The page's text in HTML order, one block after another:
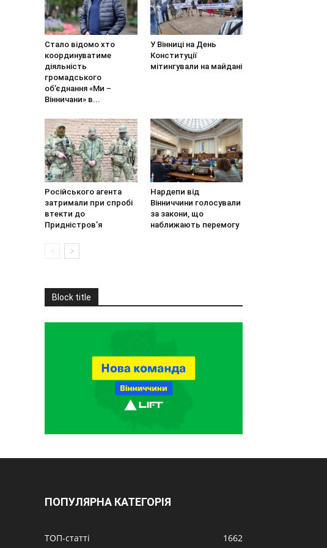
Стало відомо хто
координуватиме
діяльність
громадського
об’єднання «Ми –
Вінничани» в...
У Вінниці на День
Конституції
мітингували на майдані
Російського агента
затримали при спробі
втекти до
Придністров’я
Нардепи від
Вінниччини голосували
за закони, що
наближають перемогу
Block title
ПОПУЛЯРНА КАТЕГОРІЯ
ТОП-статті 1662